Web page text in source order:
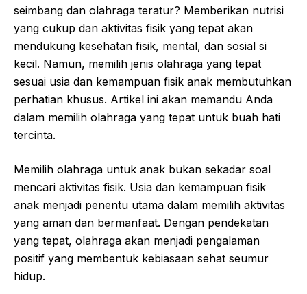
seimbang dan olahraga teratur? Memberikan nutrisi
yang cukup dan aktivitas fisik yang tepat akan
mendukung kesehatan fisik, mental, dan sosial si
kecil. Namun, memilih jenis olahraga yang tepat
sesuai usia dan kemampuan fisik anak membutuhkan
perhatian khusus. Artikel ini akan memandu Anda
dalam memilih olahraga yang tepat untuk buah hati
tercinta.
Memilih olahraga untuk anak bukan sekadar soal
mencari aktivitas fisik. Usia dan kemampuan fisik
anak menjadi penentu utama dalam memilih aktivitas
yang aman dan bermanfaat. Dengan pendekatan
yang tepat, olahraga akan menjadi pengalaman
positif yang membentuk kebiasaan sehat seumur
hidup.